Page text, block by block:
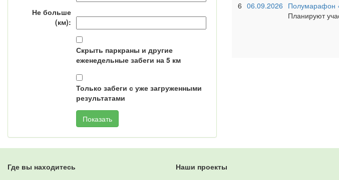
Не больше
(км):
Скрыть паркраны и другие
еженедельные забеги на 5 км
Только забеги с уже загруженными
результатами
6 06.09.2026 Полумарафон
Планируют
Где вы находитесь
Наши проекты